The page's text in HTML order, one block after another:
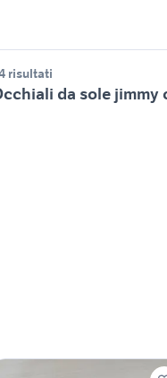
risultati
da sole jimmy